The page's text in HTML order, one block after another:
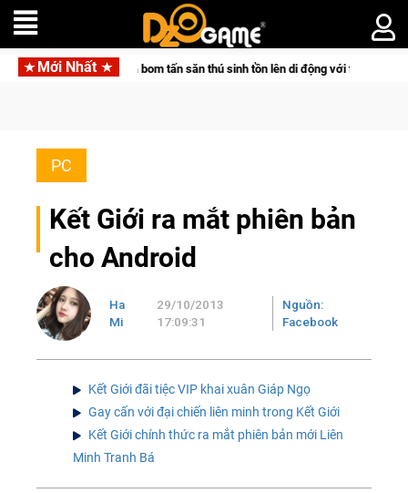
Mới Nhất
đưa bom tấn săn thú sinh tồn lên di động với tên gọi Palworld
PC
Kết Giới ra mắt phiên bản
cho Android
Ha
Mi
29/10/2013
17:09:31
Nguồn:
Facebook
Kết Giới đãi tiệc VIP khai xuân Giáp Ngọ
Gay cấn với đại chiến liên minh trong Kết Giới
Kết Giới chính thức ra mắt phiên bản mới Liên
Minh Tranh Bá